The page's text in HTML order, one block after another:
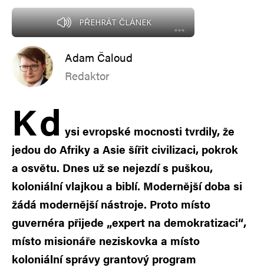
PŘEHRÁT ČLÁNEK
Adam Čaloud
Redaktor
Kd ysi evropské mocnosti tvrdily, že
jedou do Afriky a Asie šířit civilizaci, pokrok
a osvětu. Dnes už se nejezdí s puškou,
koloniální vlajkou a biblí. Modernější doba si
žádá modernější nástroje. Proto místo
guvernéra přijede „expert na demokratizaci“,
místo misionáře neziskovka a místo
koloniální správy grantový program